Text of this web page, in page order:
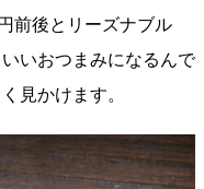
前後とリーズナブル
いおつまみになるんで
見かけます。